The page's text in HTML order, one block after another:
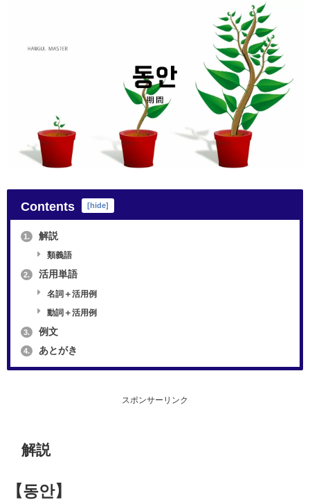
Contents [hide]
1. 解説
類義語
2. 活用単語
名詞＋活用例
動詞＋活用例
3. 例文
4. あとがき
スポンサーリンク
解説
【동안】